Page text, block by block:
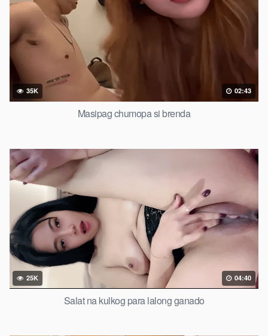
35K 02:43
Masipag chumopa si brenda
25K 04:40
Salat na kulkog para lalong ganado